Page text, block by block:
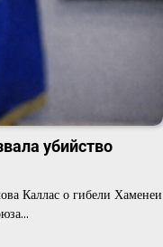
убийство
Каллас о гибели Хаменеи